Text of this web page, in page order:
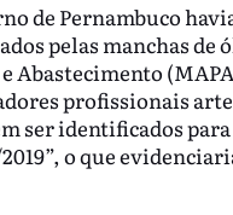
de Pernambuco
pelas manchas de
profissionais
ser identificados
o que